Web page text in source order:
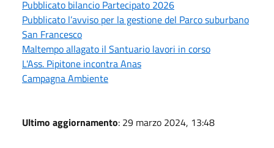
Pubblicato bilancio Partecipato 2026
Pubblicato l’avviso per la gestione del Parco suburbano
San Francesco
Maltempo allagato il Santuario lavori in corso
L'Ass. Pipitone incontra Anas
Campagna Ambiente
Ultimo aggiornamento: 29 marzo 2024, 13:48